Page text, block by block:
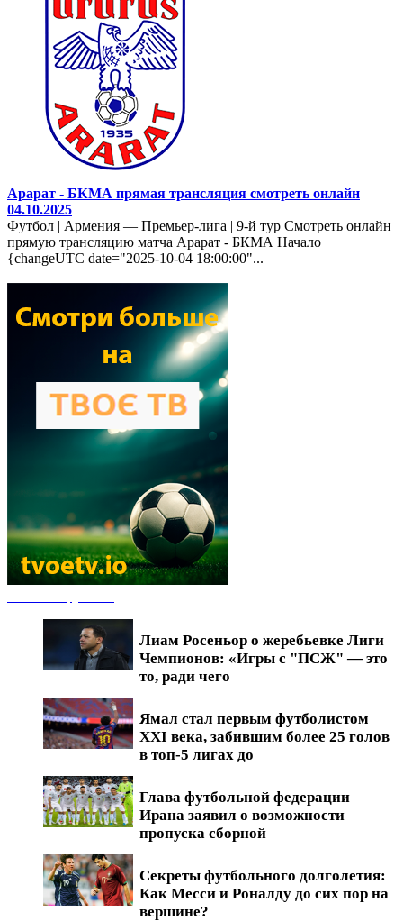
Арарат - БКМА прямая трансляция смотреть онлайн
04.10.2025
Футбол | Армения — Премьер-лига | 9-й тур Смотреть онлайн
прямую трансляцию матча Арарат - БКМА Начало
{changeUTC date="2025-10-04 18:00:00"...
Лиам Росеньор о жеребьевке Лиги
Чемпионов: «Игры с "ПСЖ" — это
то, ради чего
Ямал стал первым футболистом
XXI века, забившим более 25 голов
в топ-5 лигах до
Глава футбольной федерации
Ирана заявил о возможности
пропуска сборной
Секреты футбольного долголетия:
Как Месси и Роналду до сих пор на
вершине?